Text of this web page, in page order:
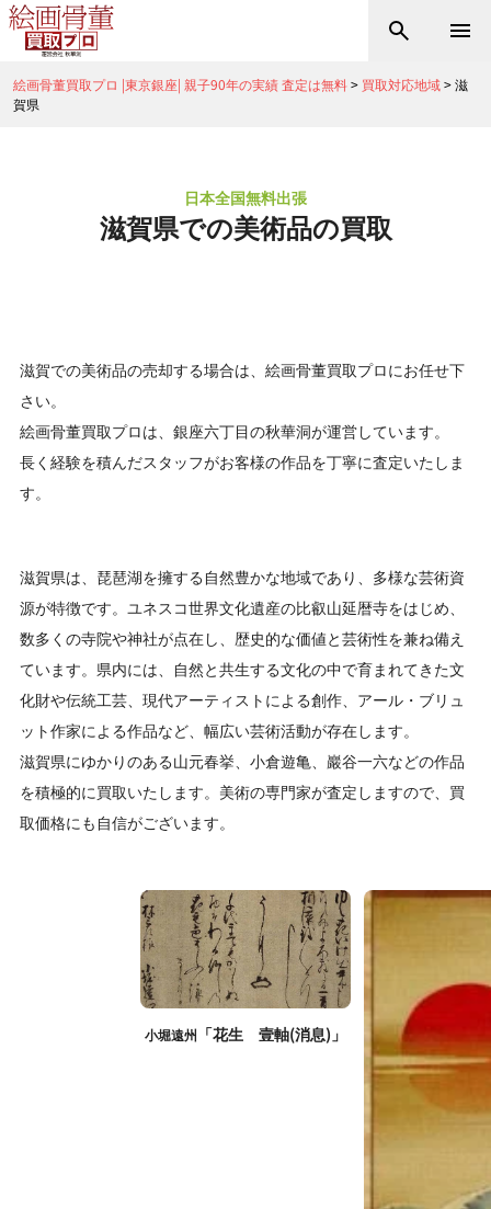
絵画骨董買取プロ |東京銀座| 親子90年の実績 査定は無料> 買取対応地域>滋
賀県
日本全国無料出張
滋賀県での美術品の買取
滋賀での美術品の売却する場合は、絵画骨董買取プロにお任せ下
さい。
絵画骨董買取プロは、銀座六丁目の秋華洞が運営しています。
長く経験を積んだスタッフがお客様の作品を丁寧に査定いたしま
す。
滋賀県は、琵琶湖を擁する自然豊かな地域であり、多様な芸術資
源が特徴です。ユネスコ世界文化遺産の比叡山延暦寺をはじめ、
数多くの寺院や神社が点在し、歴史的な価値と芸術性を兼ね備え
ています。 県内には、自然と共生する文化の中で育まれてきた文
化財や伝統工芸、現代アーティストによる創作、アール・ブリュ
ット作家による作品など、幅広い芸術活動が存在します。
滋賀県にゆかりのある山元春挙、小倉遊亀、巖谷一六などの作品
を積極的に買取いたします。美術の専門家が査定しますので、買
取価格にも自信がございます。
小堀遠州 「花生 壹軸(消息)」